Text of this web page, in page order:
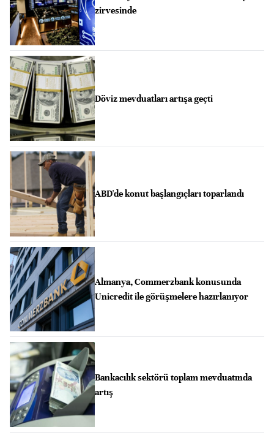
zirvesinde
Döviz mevduatları artışa geçti
ABD'de konut başlangıçları toparlandı
Almanya, Commerzbank konusunda
Unicredit ile görüşmelere hazırlanıyor
Bankacılık sektörü toplam mevduatında
artış